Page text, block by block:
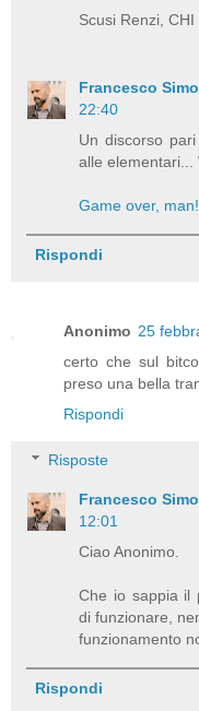
Scusi Renzi, CHI
Francesco
22:40
Un discorso
alle elementari...
Game over,
Rispondi
Anonimo 25
certo che sul
preso una bella
Rispondi
Risposte
Francesco
12:01
Ciao Anonimo.
Che io sappia il
di funzionare,
funzionamento
Rispondi